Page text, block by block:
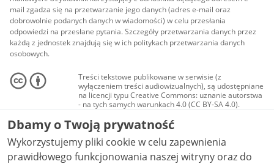
mail zgadza się na przetwarzanie jego danych (adres e-mail oraz
dobrowolnie podanych danych w wiadomości) w celu przesłania
odpowiedzi na przesłane pytania. Szczegóły przetwarzania danych przez
każdą z jednostek znajdują się w ich politykach przetwarzania danych
osobowych.
Treści tekstowe publikowane w serwisie (z
wyłączeniem treści audiowizualnych), są udostępniane
na licencji typu Creative Commons: uznanie autorstwa
- na tych samych warunkach 4.0 (CC BY-SA 4.0).
Materiały audiowizualne, w tym zdjęcia, materiały
audio i wideo, są udostępniane na licencji typu
Creative Commons: uznanie autorstwa użycie
niekomercyjne - bez utworów zależnych 4.0 (CC BY-
NC-ND 4.0), o ile nie jest to stwierdzone inaczej.
Dbamy o Twoją prywatność
Wykorzystujemy pliki cookie w celu zapewnienia
prawidłowego funkcjonowania naszej witryny oraz do